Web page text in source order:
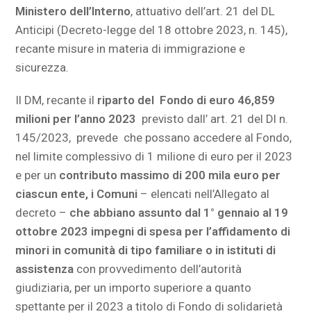
Ministero dell’Interno, attuativo dell’art. 21 del DL
Anticipi (Decreto-legge del 18 ottobre 2023, n. 145),
recante misure in materia di immigrazione e
sicurezza.
Il DM, recante il riparto del Fondo di euro 46,859
milioni per l’anno 2023 previsto dall’ art. 21 del Dl n.
145/2023, prevede che possano accedere al Fondo,
nel limite complessivo di 1 milione di euro per il 2023
e per un contributo massimo di 200 mila euro per
ciascun ente, i Comuni – elencati nell’Allegato al
decreto – che abbiano assunto dal 1° gennaio al 19
ottobre 2023 impegni di spesa per l’affidamento di
minori in comunità di tipo familiare o in istituti di
assistenza con provvedimento dell’autorità
giudiziaria, per un importo superiore a quanto
spettante per il 2023 a titolo di Fondo di solidarietà